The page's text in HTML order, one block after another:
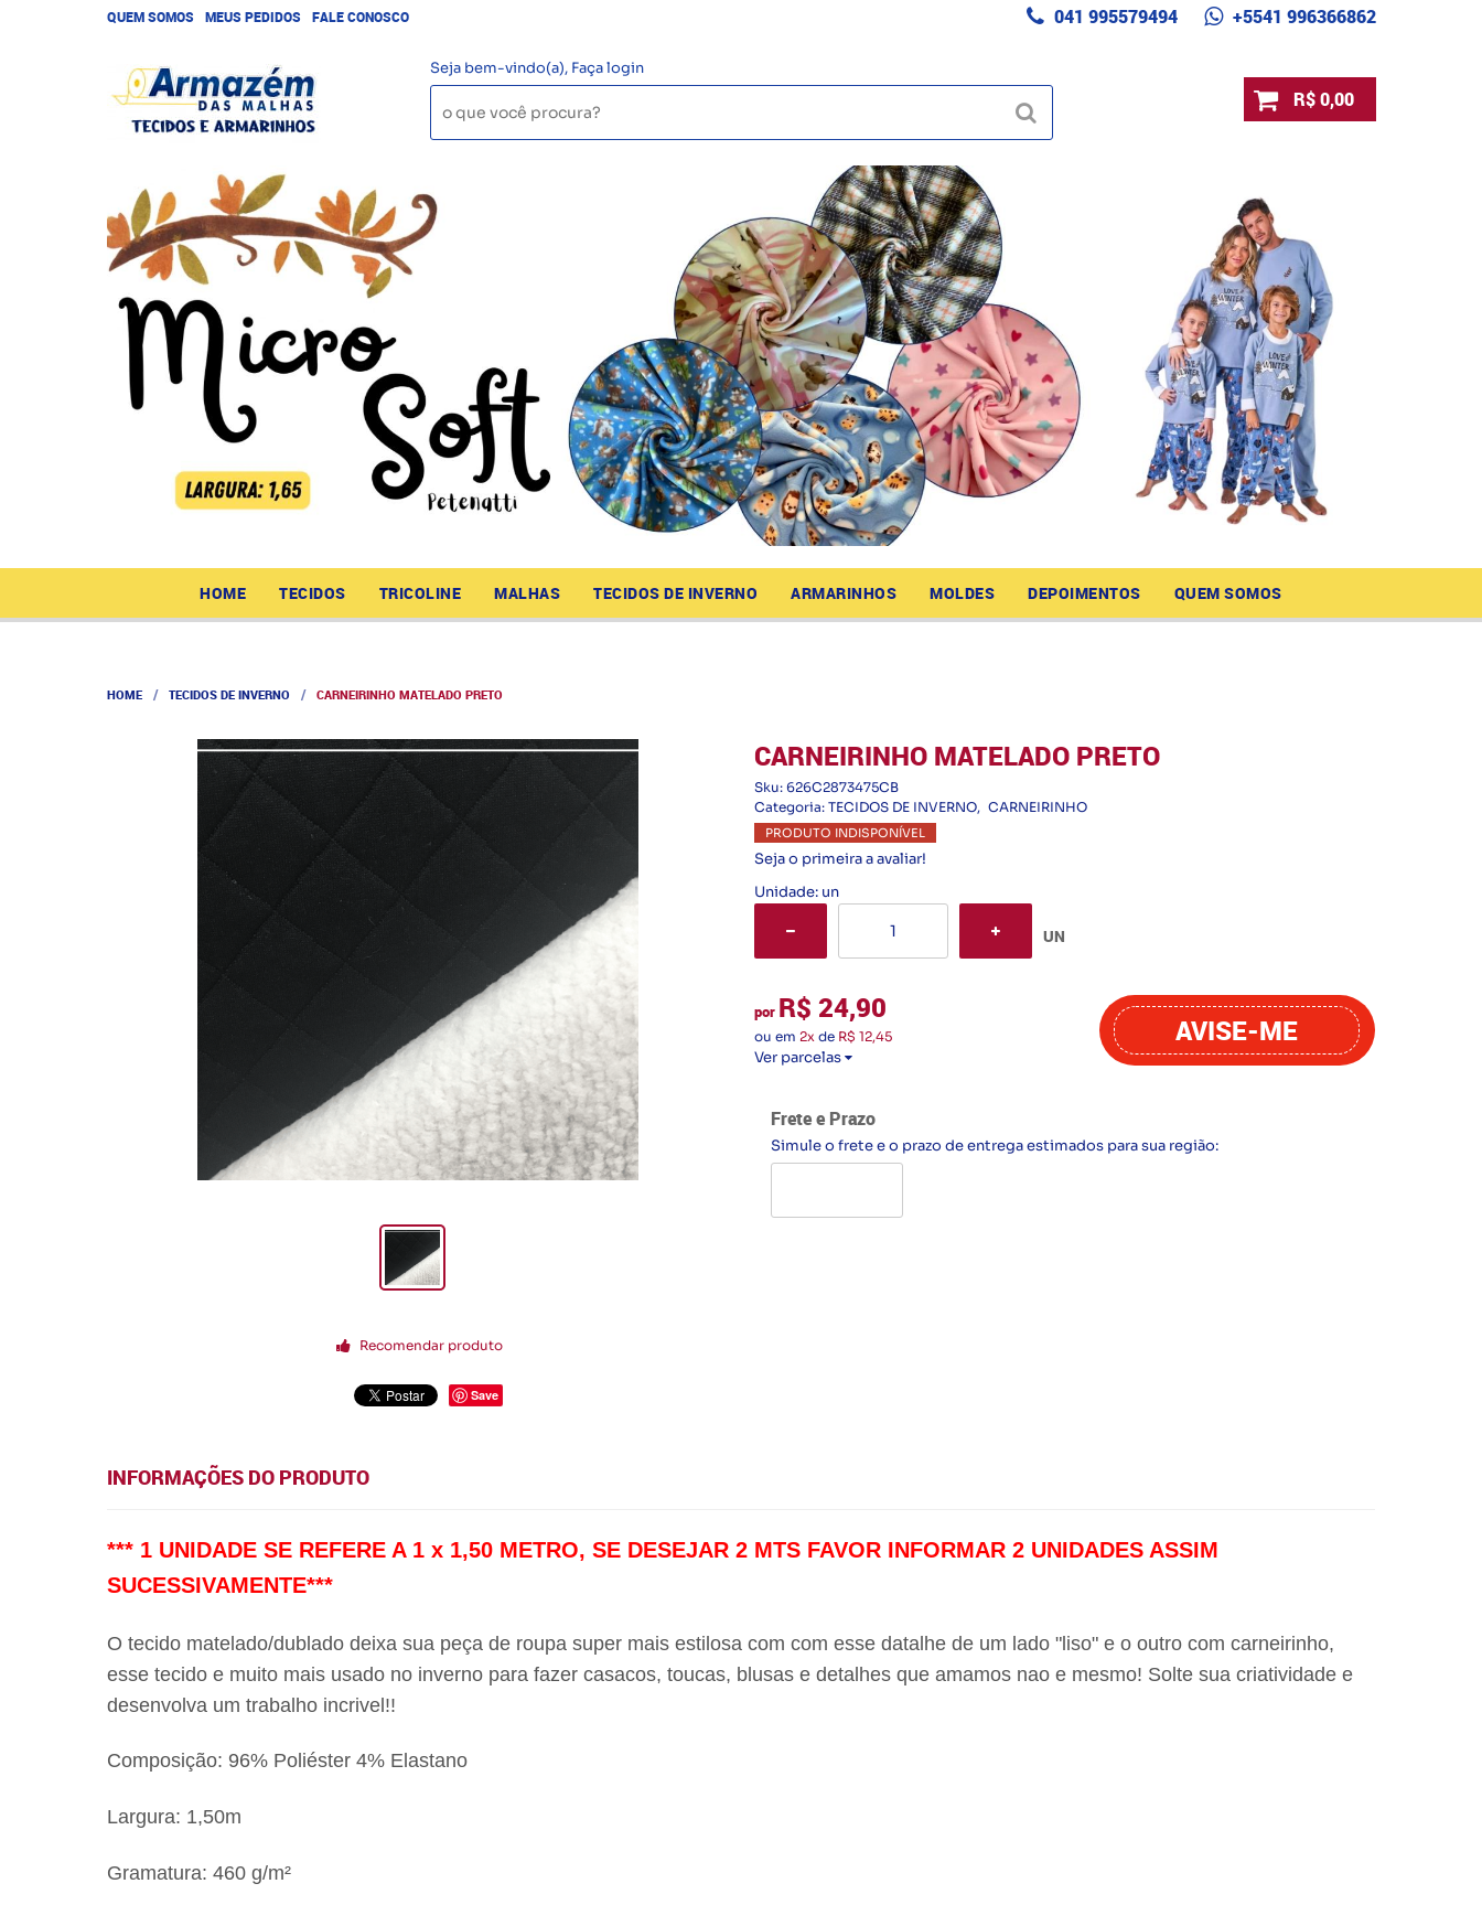
QUEM SOMOS MEUS PEDIDOS FALE CONOSCO 041 995579494 +5541 996366862
Seja bem-vindo(a), Faça login
R$ 0,00
HOME TECIDOS TRICOLINE MALHAS TECIDOS DE INVERNO ARMARINHOS MOLDES DEPOIMENTOS QUEM SOMOS
HOME TECIDOS DE INVERNO CARNEIRINHO MATELADO PRETO
Recomendar produto
Save
CARNEIRINHO MATELADO PRETO
Sku: 626C2873475CB
Categoria: TECIDOS DE INVERNO CARNEIRINHO
PRODUTO INDISPONÍVEL
Seja o primeira a avaliar!
Unidade: un
UN
por R$ 24,90
ou em 2xde R$ 12,45
Ver parcelas
AVISE-ME
Frete e Prazo
Simule o frete e o prazo de entrega estimados para sua região:
INFORMAÇÕES DO PRODUTO
*** 1 UNIDADE SE REFERE A 1 x 1,50 METRO, SE DESEJAR 2 MTS FAVOR INFORMAR 2 UNIDADES ASSIM
SUCESSIVAMENTE***
O tecido matelado/dublado deixa sua peça de roupa super mais estilosa com com esse datalhe de um lado "liso" e o outro com carneirinho,
esse tecido e muito mais usado no inverno para fazer casacos, toucas, blusas e detalhes que amamos nao e mesmo! Solte sua criatividade e
desenvolva um trabalho incrivel!!
Composição: 96% Poliéster 4% Elastano
Largura: 1,50m
Gramatura: 460 g/m²